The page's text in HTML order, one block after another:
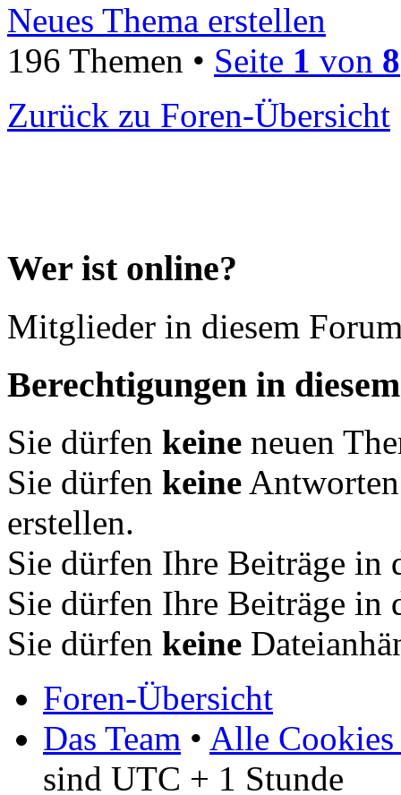
Neues Thema erstellen
196 Themen • Seite 1 von 8
Zurück zu Foren-Übersicht
Wer ist online?
Mitglieder in diesem
Berechtigungen in
Sie dürfen keine neuen
Sie dürfen keine
erstellen.
Sie dürfen Ihre Beiträge in
Sie dürfen Ihre Beiträge in
Sie dürfen keine
Foren-Übersicht
Das Team • Alle Cookies
sind UTC + 1 Stunde